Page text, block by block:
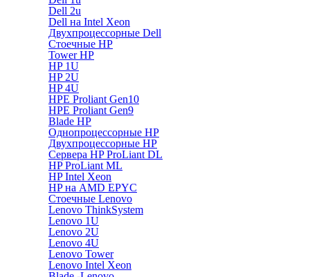
Dell 2u
Dell на Intel Xeon
Двухпроцессорные Dell
Стоечные HP
Tower HP
HP 1U
HP 2U
HP 4U
HPE Proliant Gen10
HPE Proliant Gen9
Blade HP
Однопроцессорные HP
Двухпроцессорные HP
Сервера HP ProLiant DL
HP ProLiant ML
HP Intel Xeon
HP на AMD EPYC
Стоечные Lenovo
Lenovo ThinkSystem
Lenovo 1U
Lenovo 2U
Lenovo 4U
Lenovo Tower
Lenovo Intel Xeon